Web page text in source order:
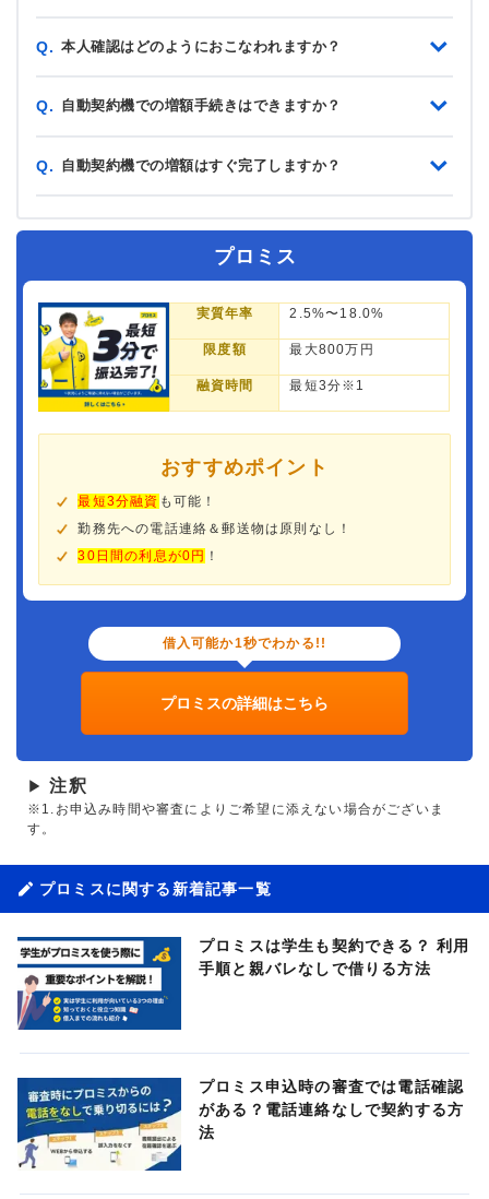
Q. 本人確認はどのようにおこなわれますか？
Q. 自動契約機での増額手続きはできますか？
Q. 自動契約機での増額はすぐ完了しますか？
プロミス
実質年率 2.5%〜18.0%
限度額 最大800万円
融資時間 最短3分※1
おすすめポイント
最短3分融資 も可能！
勤務先への電話連絡＆郵送物は原則なし！
30日間の利息が0円 ！
借入可能か1秒でわかる!!
プロミスの詳細はこちら
▶ 注釈
※1.お申込み時間や審査によりご希望に添えない場合がございま
す。
プロミスに関する新着記事一覧
プロミスは学生も契約できる？ 利用
手順と親バレなしで借りる方法
プロミス申込時の審査では電話確認
がある？電話連絡なしで契約する方
法